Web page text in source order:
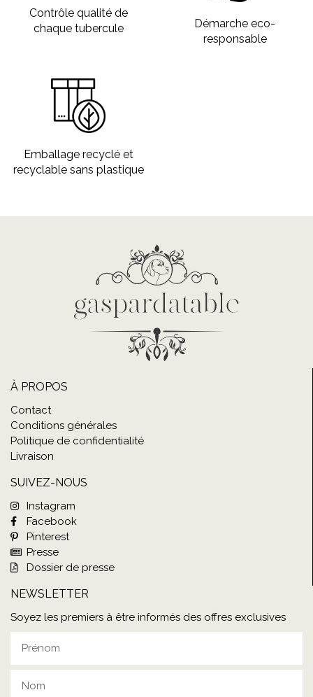
Contrôle qualité de
chaque tubercule
Démarche eco-
responsable
Emballage recyclé et
recyclable sans plastique
À PROPOS
Contact
Conditions générales
Politique de confidentialité
Livraison
SUIVEZ-NOUS
Instagram
Facebook
Pinterest
Presse
Dossier de presse
NEWSLETTER
Soyez les premiers à être informés des offres exclusives